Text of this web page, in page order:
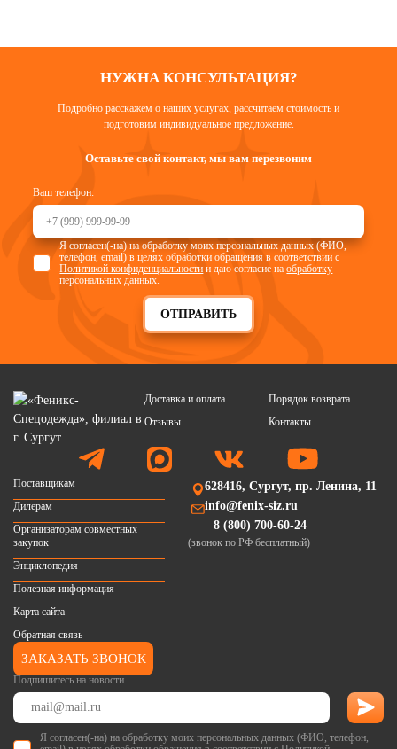
НУЖНА КОНСУЛЬТАЦИЯ?
Подробно расскажем о наших услугах, рассчитаем стоимость и
подготовим индивидуальное предложение.
Оставьте свой контакт, мы вам перезвоним
Ваш телефон:
ОТПРАВИТЬ
Я согласен(-на) на обработку моих персональных данных (ФИО,
телефон, email) в целях обработки обращения в соответствии с
Политикой конфиденциальности и даю согласие наобработку
персональных данных
Доставка и оплата
Порядок возврата
Отзывы
Контакты
Подпишитесь на новости
Я согласен(-на) на обработку моих персональных данных (ФИО, телефон,
Поставщикам
Дилерам
Организаторам совместных
закупок
Энциклопедия
Полезная информация
Карта сайта
Обратная связь
628416, Сургут, пр. Ленина, 11
info@fenix-siz.ru
8 (800) 700-60-24
(звонок по РФ бесплатный)
ЗАКАЗАТЬ ЗВОНОК